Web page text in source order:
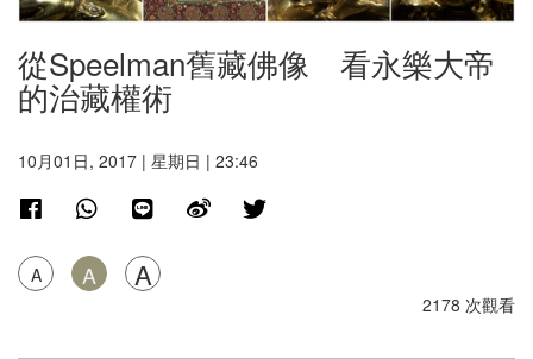
從Speelman舊藏佛像 看永樂大帝
的治藏權術
10月01日, 2017 | 星期日 | 23:46
A A A
2178 次觀看